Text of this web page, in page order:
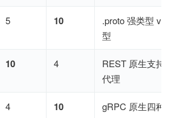
5 10
.proto 强类型 vs
型
10 4
REST 原生支持
代理
4 10 gRPC 原生四种